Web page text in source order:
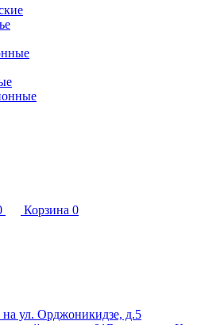
Корзина 0
ул. Орджоникидзе, д.5